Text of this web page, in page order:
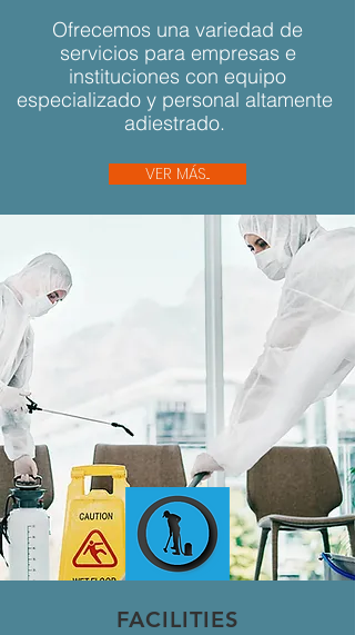
Ofrecemos una variedad de
servicios para empresas e
instituciones con equipo
especializado y personal altamente
adiestrado.
VER MÁS...
FACILITIES